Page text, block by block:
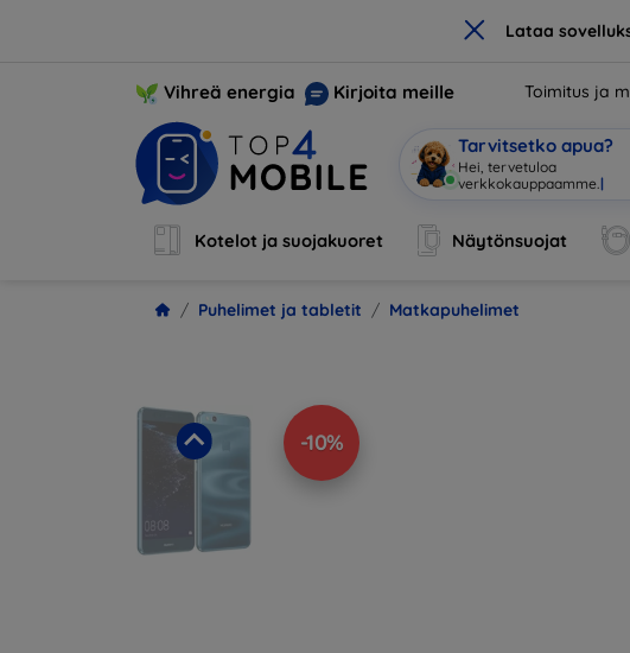
× Lataa
Vihreä energia Kirjoita meille Toimitus ja
Tarvitsetko apua?
|
Kotelot ja suojakuoret Näytönsuojat
Puhelimet ja tabletit Matkapuhelimet
-10%